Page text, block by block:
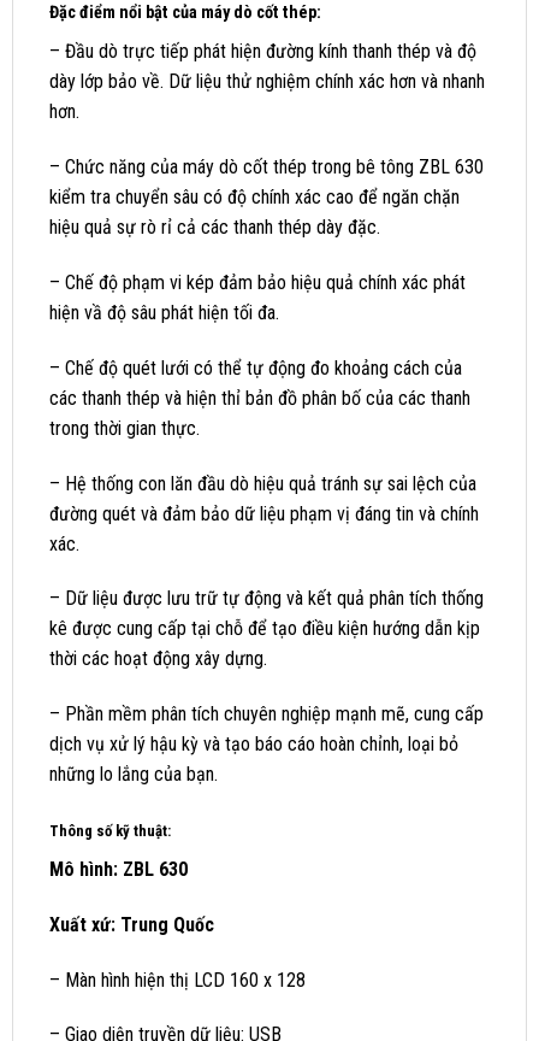
Đặc điểm nổi bật của máy dò cốt thép:
– Đầu dò trực tiếp phát hiện đường kính thanh thép và độ
dày lớp bảo về. Dữ liệu thử nghiệm chính xác hơn và nhanh
hơn.
– Chức năng của máy dò cốt thép trong bê tông ZBL 630
kiểm tra chuyển sâu có độ chính xác cao để ngăn chặn
hiệu quả sự rò rỉ cả các thanh thép dày đặc.
– Chế độ phạm vi kép đảm bảo hiệu quả chính xác phát
hiện vầ độ sâu phát hiện tối đa.
– Chế độ quét lưới có thể tự động đo khoảng cách của
các thanh thép và hiện thỉ bản đồ phân bố của các thanh
trong thời gian thực.
– Hệ thống con lăn đầu dò hiệu quả tránh sự sai lệch của
đường quét và đảm bảo dữ liệu phạm vị đáng tin và chính
xác.
– Dữ liệu được lưu trữ tự động và kết quả phân tích thống
kê được cung cấp tại chỗ để tạo điều kiện hướng dẫn kịp
thời các hoạt động xây dựng.
– Phần mềm phân tích chuyên nghiệp mạnh mẽ, cung cấp
dịch vụ xử lý hậu kỳ và tạo báo cáo hoàn chỉnh, loại bỏ
những lo lắng của bạn.
Thông số kỹ thuật:
Mô hình: ZBL 630
Xuất xứ: Trung Quốc
– Màn hình hiện thị LCD 160 x 128
– Giao diện truyền dữ liệu: USB